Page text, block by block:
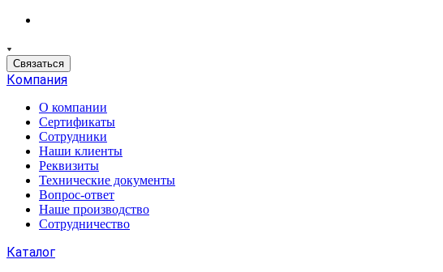
Связаться
Компания
О компании
Сертификаты
Сотрудники
Наши клиенты
Реквизиты
Технические документы
Вопрос-ответ
Наше производство
Сотрудничество
Каталог